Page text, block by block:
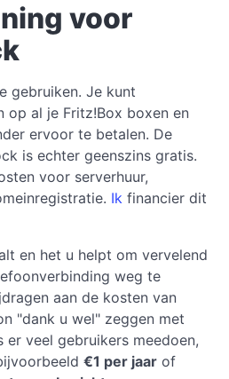
voor
gebruiken. Je kunt
op al je Fritz!Box boxen en
ervoor te betalen. De
is echter geenszins gratis.
voor serverhuur,
Ik financier dit
en het u helpt om vervelend
weg te
aan de kosten van
"dank u wel" zeggen met
er veel gebruikers meedoen,
€1 per jaar of